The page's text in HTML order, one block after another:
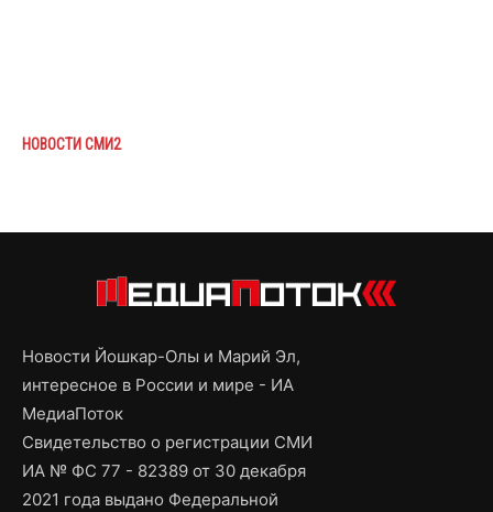
НОВОСТИ СМИ2
Новости Йошкар-Олы и Марий Эл,
интересное в России и мире - ИА
МедиаПоток
Свидетельство о регистрации СМИ
ИА № ФС 77 - 82389 от 30 декабря
2021 года выдано Федеральной